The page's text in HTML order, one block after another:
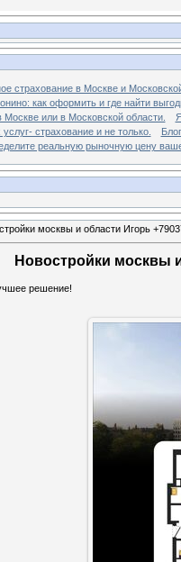
страхование в Москве и
как оформить и где найти
или в Московской области.
страхование и не только.
Блог
реальную рыночную цену
москвы и области Игорь
Новостройки москвы
решение!